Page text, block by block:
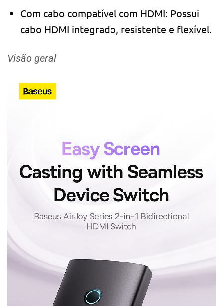
Com cabo compatível com HDMI: Possui
cabo HDMI integrado, resistente e flexível.
Visão geral